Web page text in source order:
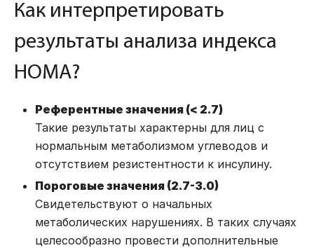
Как интерпретировать
результаты анализа индекса
HOMA?
Референтные значения (< 2.7)
Такие результаты характерны для лиц с
нормальным метаболизмом углеводов и
отсутствием резистентности к инсулину.
Пороговые значения (2.7-3.0)
Свидетельствуют о начальных
метаболических нарушениях. В таких случаях
целесообразно провести дополнительные